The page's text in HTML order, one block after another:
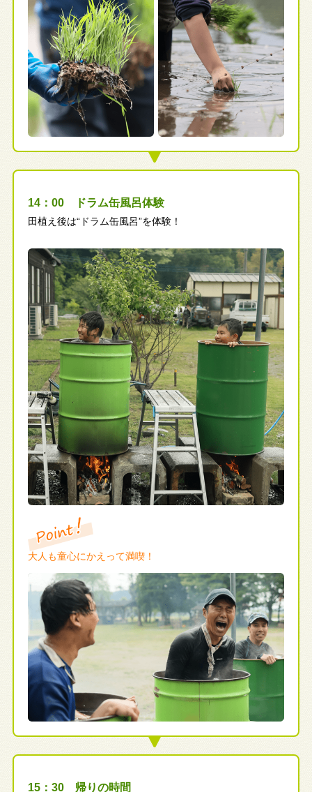
大人も童心にかえって満喫！
14：00 ドラム缶風呂体験
田植え後は“ドラム缶風呂”を体験！
15：30 帰りの時間